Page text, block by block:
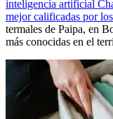
inteligencia artificial
mejor calificadas por
termales de Paipa, en
más conocidas en el